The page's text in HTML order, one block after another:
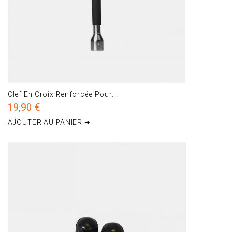
Clef En Croix Renforcée Pour...
19,90 €
AJOUTER AU PANIER ➔